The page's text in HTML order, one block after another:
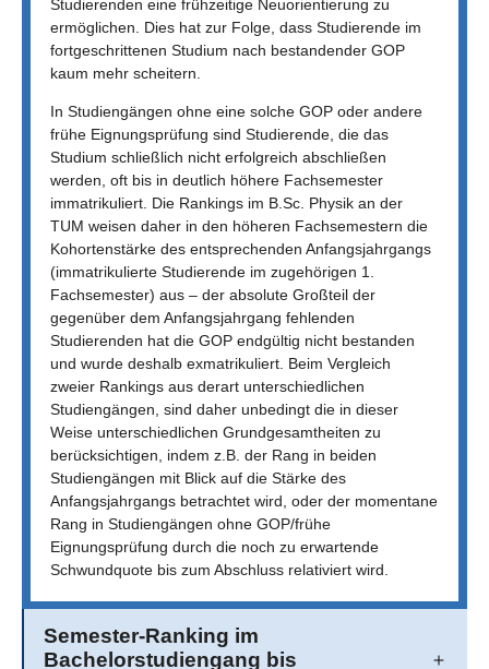
Studierenden eine frühzeitige Neuorientierung zu
ermöglichen. Dies hat zur Folge, dass Studierende im
fortgeschrittenen Studium nach bestandender GOP
kaum mehr scheitern.
In Studiengängen ohne eine solche GOP oder andere
frühe Eignungsprüfung sind Studierende, die das
Studium schließlich nicht erfolgreich abschließen
werden, oft bis in deutlich höhere Fachsemester
immatrikuliert. Die Rankings im B.Sc. Physik an der
TUM weisen daher in den höheren Fachsemestern die
Kohortenstärke des entsprechenden Anfangsjahrgangs
(immatrikulierte Studierende im zugehörigen 1.
Fachsemester) aus – der absolute Großteil der
gegenüber dem Anfangsjahrgang fehlenden
Studierenden hat die GOP endgültig nicht bestanden
und wurde deshalb exmatrikuliert. Beim Vergleich
zweier Rankings aus derart unterschiedlichen
Studiengängen, sind daher unbedingt die in dieser
Weise unterschiedlichen Grundgesamtheiten zu
berücksichtigen, indem z.B. der Rang in beiden
Studiengängen mit Blick auf die Stärke des
Anfangsjahrgangs betrachtet wird, oder der momentane
Rang in Studiengängen ohne GOP/frühe
Eignungsprüfung durch die noch zu erwartende
Schwundquote bis zum Abschluss relativiert wird.
Semester-Ranking im
Bachelorstudiengang bis